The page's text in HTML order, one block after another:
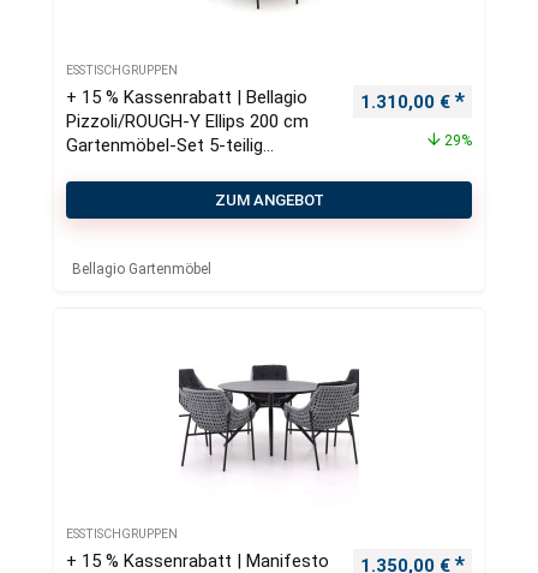
ESSTISCHGRUPPEN
+ 15 % Kassenrabatt | Bellagio
Pizzoli/ROUGH-Y Ellips 200 cm
Gartenmöbel-Set 5-teilig
Ursprünglicher
1.310,00 €
29%
ZUM ANGEBOT
Bellagio Gartenmöbel
ESSTISCHGRUPPEN
+ 15 % Kassenrabatt | Manifesto
Ursprünglicher
1.350,00 €